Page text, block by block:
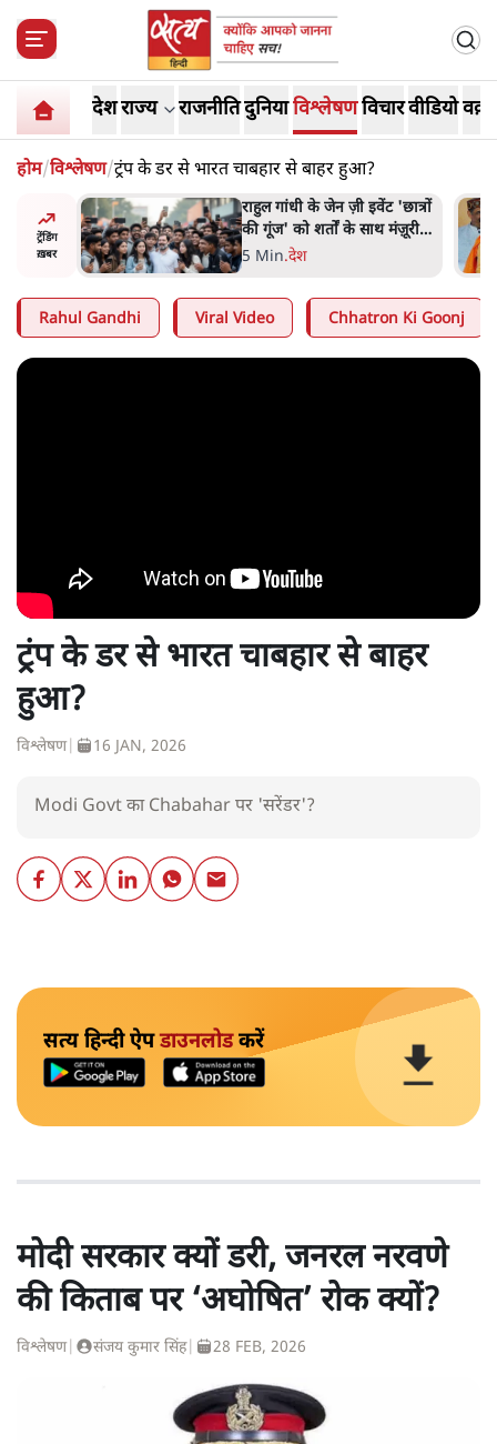
देशराज्य राजनीतिदुनियाविश्लेषणविचारवीडियो
होम/विश्लेषण/ट्रंप के डर से भारत चाबहार से बाहर हुआ?
ट्रेंडिंग
ख़बर
राहुल गांधी के जेन ज़ी इवेंट 'छात्रों
की गूंज' को शर्तों के साथ मंज़ूरी
देना पड़ा
5 Min.देश
Rahul Gandhi Viral Video Chhatron Ki Goonj
ट्रंप के डर से भारत चाबहार से बाहर
हुआ?
विश्लेषण| 16 JAN, 2026
Modi Govt का Chabahar पर 'सरेंडर'?
सत्य हिन्दी ऐपडाउनलोडकरें
मोदी सरकार क्यों डरी, जनरल नरवणे
की किताब पर ‘अघोषित’ रोक क्यों?
विश्लेषण| संजय कुमार सिंह| 28 FEB, 2026